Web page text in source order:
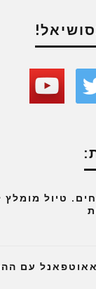
טיול מומלץ
עם